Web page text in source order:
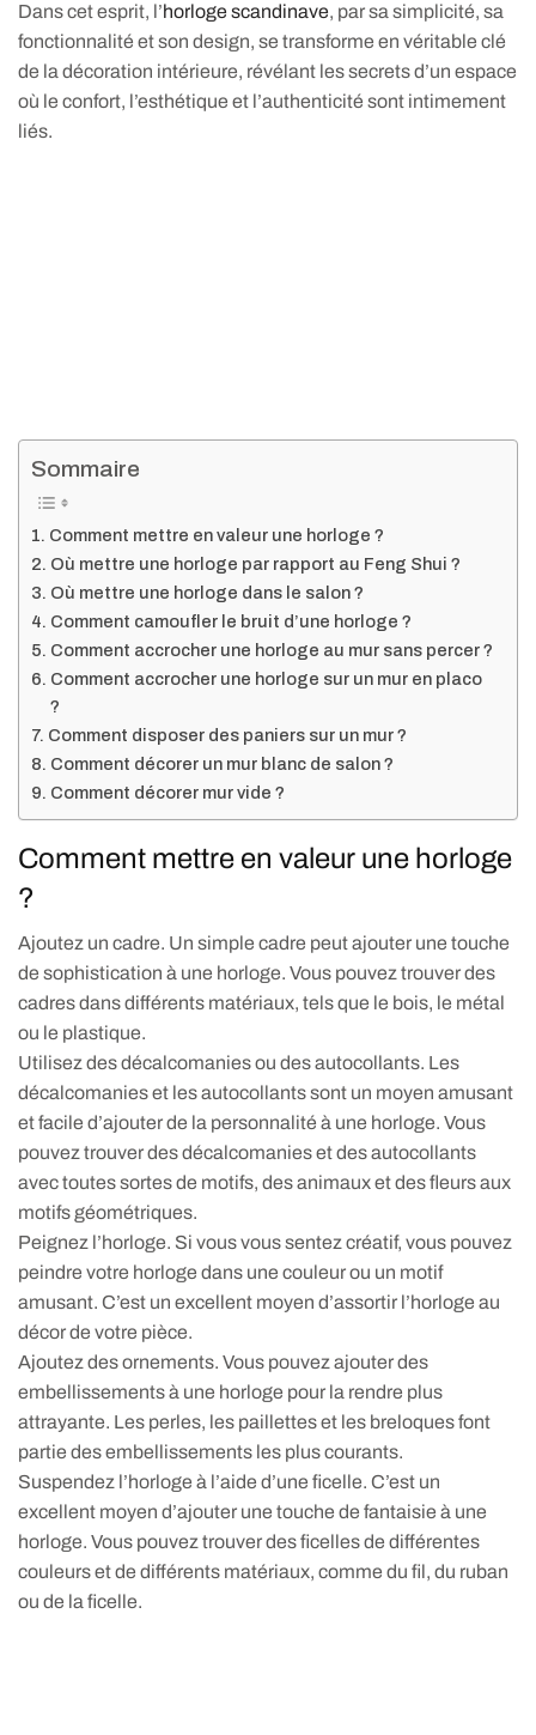
Dans cet esprit, l’horloge scandinave, par sa simplicité, sa
fonctionnalité et son design, se transforme en véritable clé
de la décoration intérieure, révélant les secrets d’un espace
où le confort, l’esthétique et l’authenticité sont intimement
liés.
Sommaire
Comment mettre en valeur une horloge ?
Où mettre une horloge par rapport au Feng Shui ?
Où mettre une horloge dans le salon ?
Comment camoufler le bruit d’une horloge ?
Comment accrocher une horloge au mur sans percer ?
Comment accrocher une horloge sur un mur en placo
?
Comment disposer des paniers sur un mur ?
Comment décorer un mur blanc de salon ?
Comment décorer mur vide ?
Comment mettre en valeur une horloge
?
Ajoutez un cadre. Un simple cadre peut ajouter une touche
de sophistication à une horloge. Vous pouvez trouver des
cadres dans différents matériaux, tels que le bois, le métal
ou le plastique.
Utilisez des décalcomanies ou des autocollants. Les
décalcomanies et les autocollants sont un moyen amusant
et facile d’ajouter de la personnalité à une horloge. Vous
pouvez trouver des décalcomanies et des autocollants
avec toutes sortes de motifs, des animaux et des fleurs aux
motifs géométriques.
Peignez l’horloge. Si vous vous sentez créatif, vous pouvez
peindre votre horloge dans une couleur ou un motif
amusant. C’est un excellent moyen d’assortir l’horloge au
décor de votre pièce.
Ajoutez des ornements. Vous pouvez ajouter des
embellissements à une horloge pour la rendre plus
attrayante. Les perles, les paillettes et les breloques font
partie des embellissements les plus courants.
Suspendez l’horloge à l’aide d’une ficelle. C’est un
excellent moyen d’ajouter une touche de fantaisie à une
horloge. Vous pouvez trouver des ficelles de différentes
couleurs et de différents matériaux, comme du fil, du ruban
ou de la ficelle.